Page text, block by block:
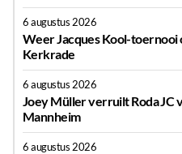
6 augustus 2026
Weer Jacques Kool-toernooi
Kerkrade
6 augustus 2026
Joey Müller verruilt Roda JC
Mannheim
6 augustus 2026